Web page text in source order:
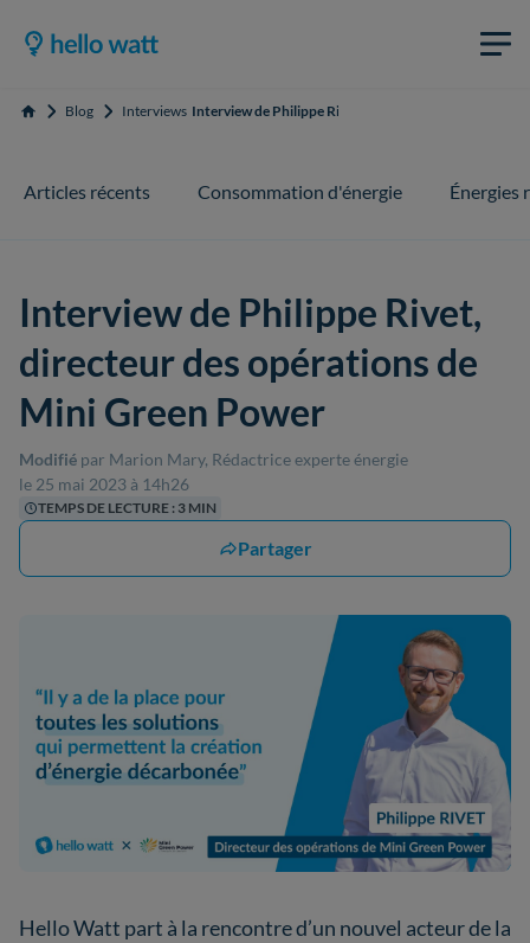
Accueil Blog Interviews Interview de Philippe Rivet, directeur des opérations
Articles récents Consommation d'énergie Énergies
Interview de Philippe Rivet,
directeur des opérations de
Mini Green Power
Modifié par Marion Mary, Rédactrice experte énergie
le 25 mai 2023 à 14h26
TEMPS DE LECTURE : 3 MIN
Partager
Hello Watt part à la rencontre d’un nouvel acteur de la